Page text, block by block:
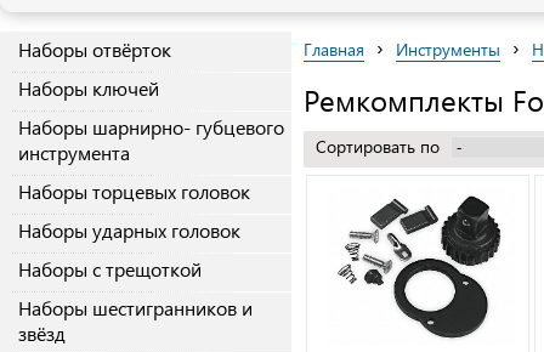
Наборы отвёрток
Наборы ключей
Наборы шарнирно- губцевого
инструмента
Наборы торцевых головок
Наборы ударных головок
Наборы с трещоткой
Наборы шестигранников и
звёзд
Главная › Инструменты ›
Ремкомплекты
Сортировать по